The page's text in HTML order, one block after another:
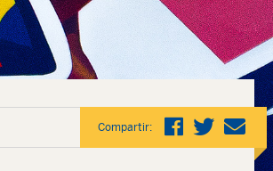
Compartir: